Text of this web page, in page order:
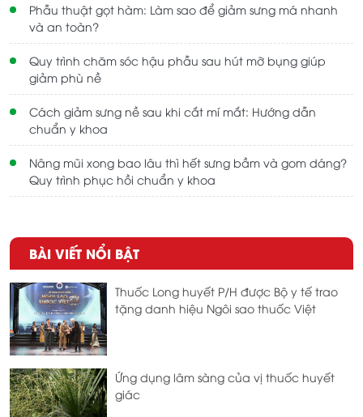
Phẫu thuật gọt hàm: Làm sao để giảm sưng má nhanh
và an toàn?
Quy trình chăm sóc hậu phẫu sau hút mỡ bụng giúp
giảm phù nề
Cách giảm sưng nề sau khi cắt mí mắt: Hướng dẫn
chuẩn y khoa
Nâng mũi xong bao lâu thì hết sưng bầm và gom dáng?
Quy trình phục hồi chuẩn y khoa
BÀI VIẾT NỔI BẬT
Thuốc Long huyết P/H được Bộ y tế trao
tặng danh hiệu Ngôi sao thuốc Việt
Ứng dụng lâm sàng của vị thuốc huyết
giác